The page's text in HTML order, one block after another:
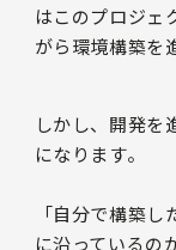
はこのプロジェ
がら環境構築を
しかし、開発を
になります。
「自分で構築
に沿っているの